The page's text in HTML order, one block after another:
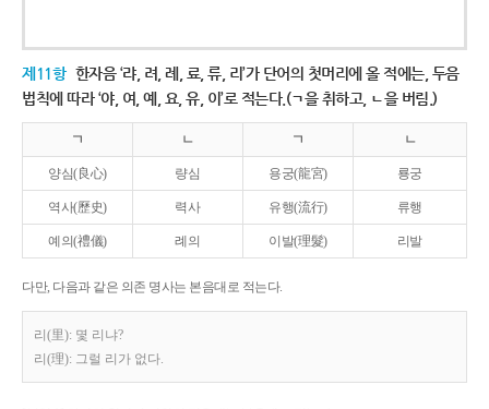
제11항 한자음 ‘랴, 려, 례, 료, 류, 리’가 단어의 첫머리에 올 적에는, 두음
법칙에 따라 ‘야, 여, 예, 요, 유, 이’로 적는다.(ㄱ을 취하고, ㄴ을 버림.)
ㄱ ㄴ ㄱ ㄴ
양심(良心) 량심 용궁(龍宮) 룡궁
역사(歷史) 력사 유행(流行) 류행
예의(禮儀) 례의 이발(理髮) 리발
다만, 다음과 같은 의존 명사는 본음대로 적는다.
리(里): 몇 리냐?
리(理): 그럴 리가 없다.